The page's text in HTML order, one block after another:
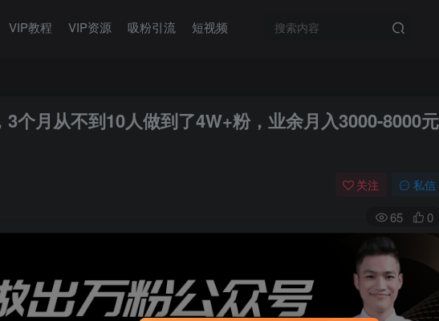
VIP教程 VIP资源 吸粉引流 短视频
个月从不到10人做到了4W+粉，业余月入3000-8000元
关注 私信
65 0